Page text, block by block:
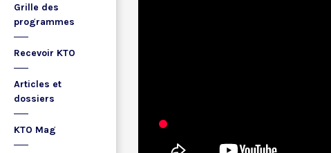
Grille des
programmes
Recevoir KTO
Articles et
dossiers
KTO Mag